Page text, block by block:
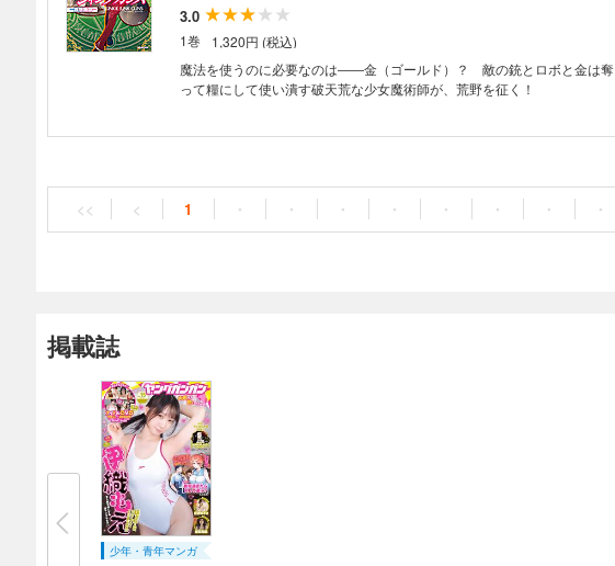
の操縦者となるべく行動を開始する。この世界での幼馴染を巻き込みつ
つ、メカオタクとしての暴走は続いていく---。小説投稿サイト「小説家に
なろう」で大人気のロボットファンタジーがついに書籍化。メカヲタクだ
った青年が、転生し、思う存分本物のロボットを操る！ コミック『ナイツ
＆マジック』コミカライズ（原作：天酒之瓢（ヒーロー文庫／主婦の友
青年が転生したのは、剣と魔法と「巨大人型兵器」が存在する異世界――
ー!! 重版率100％のモンスターレーベル「ヒーロー文庫」からの初漫画化
作品始動!!
3.0
1巻
1,320円 (税込)
魔法を使うのに必要なのは――金（ゴールド）？ 敵の銃とロボと金は奪
って糧にして使い潰す破天荒な少女魔術師が、荒野を征く！
<< < 1 ・ ・ ・ ・ ・ ・ ・ ・
掲載誌
少年・青年マンガ